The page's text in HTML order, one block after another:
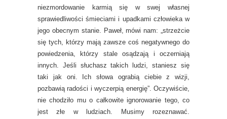
niezmordowanie karmią się w swej własnej
sprawiedliwości śmieciami i upadkami człowieka w
jego obecnym stanie. Paweł, mówi nam: „strzeżcie
się tych, którzy mają zawsze coś negatywnego do
powiedzenia, którzy stale osądzają i oczerniają
innych. Jeśli słuchasz takich ludzi, staniesz się
taki jak oni. Ich słowa ograbią ciebie z wizji,
pozbawią radości i wyczerpią energię”. Oczywiście,
nie chodziło mu o całkowite ignorowanie tego, co
jest złe w ludziach. Musimy rozeznawać.